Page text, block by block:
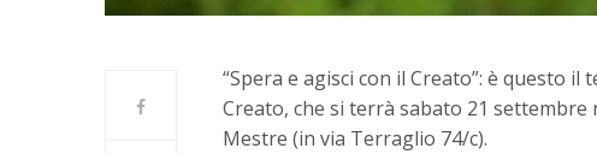
“Spera e agisci con il Creato”: è questo il
Creato, che si terrà sabato 21 settembre
Mestre (in via Terraglio 74/c).